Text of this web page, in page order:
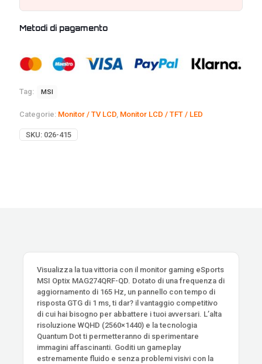
Metodi di pagamento
Tag: MSI
Categorie: Monitor / TV LCD Monitor LCD / TFT / LED
SKU: 026-415
Visualizza la tua vittoria con il monitor gaming eSports
MSI Optix MAG274QRF-QD. Dotato di una frequenza di
aggiornamento di 165 Hz, un pannello con tempo di
risposta GTG di 1 ms, ti dar? il vantaggio competitivo
di cui hai bisogno per abbattere i tuoi avversari. L’alta
risoluzione WQHD (2560×1440) e la tecnologia
Quantum Dot ti permetteranno di sperimentare
immagini affascinanti. Goditi un gameplay
estremamente fluido e senza problemi visivi con la